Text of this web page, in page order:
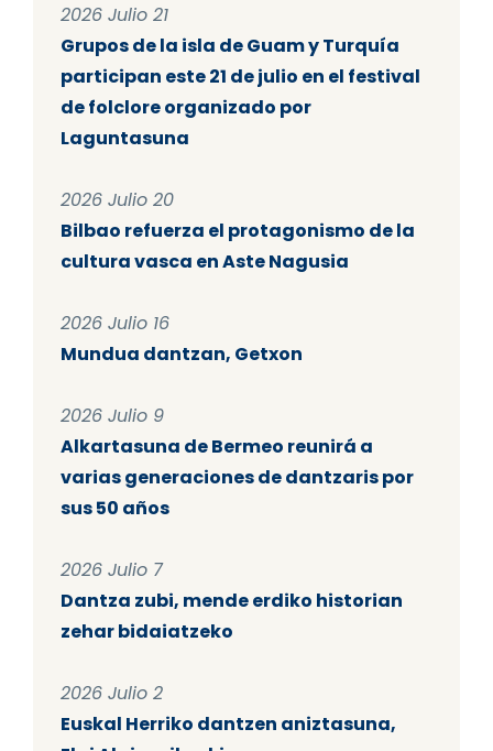
2026 Julio 21
Grupos de la isla de Guam y Turquía
participan este 21 de julio en el festival
de folclore organizado por
Laguntasuna
2026 Julio 20
Bilbao refuerza el protagonismo de la
cultura vasca en Aste Nagusia
2026 Julio 16
Mundua dantzan, Getxon
2026 Julio 9
Alkartasuna de Bermeo reunirá a
varias generaciones de dantzaris por
sus 50 años
2026 Julio 7
Dantza zubi, mende erdiko historian
zehar bidaiatzeko
2026 Julio 2
Euskal Herriko dantzen aniztasuna,